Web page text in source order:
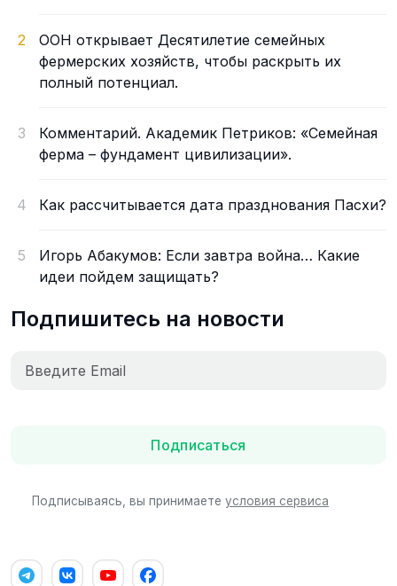
2
ООН открывает Десятилетие семейных
фермерских хозяйств, чтобы раскрыть их
полный потенциал.
3
Комментарий. Академик Петриков: «Семейная
ферма – фундамент цивилизации».
4 Как рассчитывается дата празднования Пасхи?
5
Игорь Абакумов: Если завтра война… Какие
идеи пойдем защищать?
Подпишитесь на новости
Подписаться
Подписываясь, вы принимаете условия сервиса